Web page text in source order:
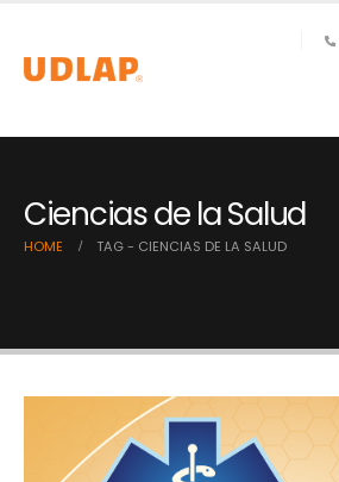
Ciencias de la Salud
HOME TAG - CIENCIAS DE LA SALUD